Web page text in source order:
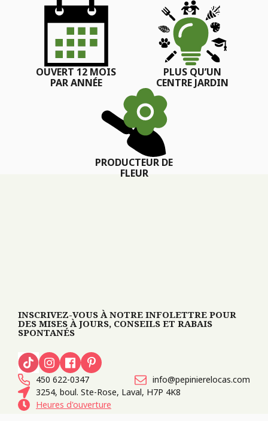
OUVERT 12 MOIS
PAR ANNÉE
PLUS QU’UN
CENTRE JARDIN
PRODUCTEUR DE
FLEUR
INSCRIVEZ-VOUS À NOTRE INFOLETTRE POUR
DES MISES À JOURS, CONSEILS ET RABAIS
SPONTANÉS
450 622-0347
info@pepinierelocas.com
3254, boul. Ste-Rose, Laval, H7P 4K8
Heures d'ouverture